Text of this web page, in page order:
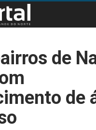
de
de